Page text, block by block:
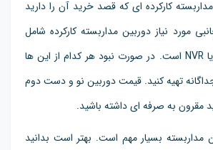
کارکرده ای که قصد خرید آن را دارید
مورد نیاز دوربین مداربسته کارکرده شامل
کابل، آداپتور و DVR یا NVR است. در صورت نبود هر کدام از این ها
تهیه کنید. قیمت دوربین نو و دست دوم
مقرون به صرفه ای داشته باشید.
مداربسته بسیار مهم است. بهتر است بدانید